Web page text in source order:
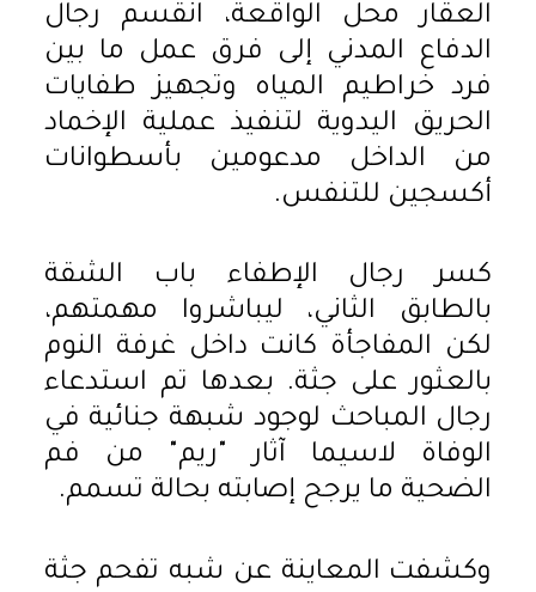
العقار محل الواقعة، انقسم رجال
الدفاع المدني إلى فرق عمل ما بين
فرد خراطيم المياه وتجهيز طفايات
الحريق اليدوية لتنفيذ عملية الإخماد
من الداخل مدعومين بأسطوانات
أكسجين للتنفس.
كسر رجال الإطفاء باب الشقة
بالطابق الثاني، ليباشروا مهمتهم،
لكن المفاجأة كانت داخل غرفة النوم
بالعثور على جثة. بعدها تم استدعاء
رجال المباحث لوجود شبهة جنائية في
الوفاة لاسيما آثار "ريم" من فم
الضحية ما يرجح إصابته بحالة تسمم.
وكشفت المعاينة عن شبه تفحم جثة